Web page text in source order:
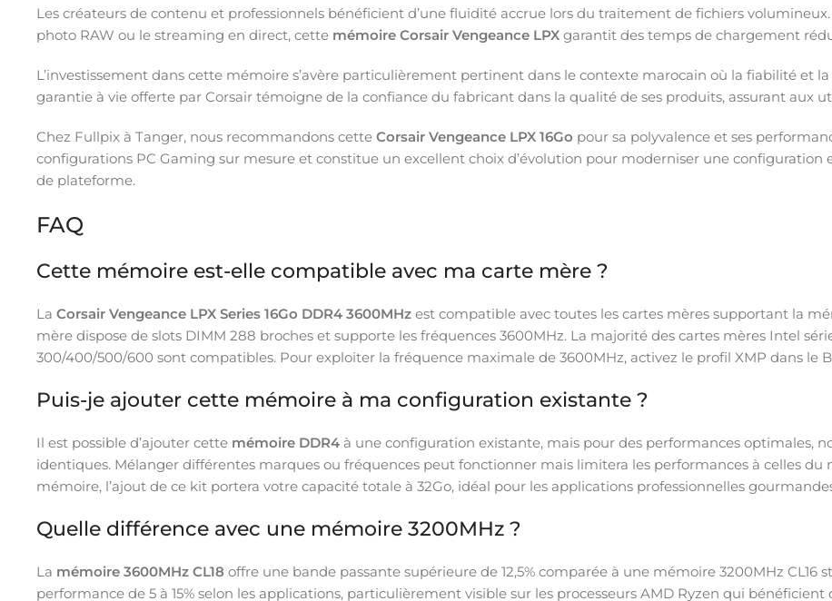
Les créateurs de contenu et professionnels bénéficient d’une fluidité accrue lors du traitement de fichiers
photo RAW ou le streaming en direct, cette mémoire Corsair Vengeance LPX garantit des temps de chargement
L’investissement dans cette mémoire s’avère particulièrement pertinent dans le contexte marocain où la fiabilité et
garantie à vie offerte par Corsair témoigne de la confiance du fabricant dans la qualité de ses produits, assurant aux
Chez Fullpix à Tanger, nous recommandons cette Corsair Vengeance LPX 16Go pour sa polyvalence et ses
configurations PC Gaming sur mesure et constitue un excellent choix d’évolution pour moderniser une
de plateforme.
FAQ
Cette mémoire est-elle compatible avec ma carte mère ?
La Corsair Vengeance LPX Series 16Go DDR4 3600MHz est compatible avec toutes les cartes mères supportant la
mère dispose de slots DIMM 288 broches et supporte les fréquences 3600MHz. La majorité des cartes mères Intel
300/400/500/600 sont compatibles. Pour exploiter la fréquence maximale de 3600MHz, activez le profil XMP dans le
Puis-je ajouter cette mémoire à ma configuration existante ?
Il est possible d’ajouter cette mémoire DDR4 à une configuration existante, mais pour des performances optimales,
identiques. Mélanger différentes marques ou fréquences peut fonctionner mais limitera les performances à celles du
mémoire, l’ajout de ce kit portera votre capacité totale à 32Go, idéal pour les applications professionnelles
Quelle différence avec une mémoire 3200MHz ?
La mémoire 3600MHz CL18 offre une bande passante supérieure de 12,5% comparée à une mémoire 3200MHz
performance de 5 à 15% selon les applications, particulièrement visible sur les processeurs AMD Ryzen qui